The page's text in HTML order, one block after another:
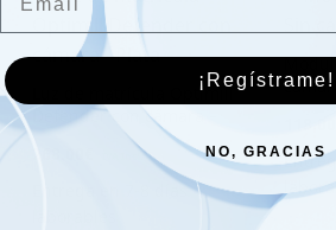
Luz de matrícula Optimill
Defender con cámara –
Plata
cámara
¡Regístrame!
NO, GRACIAS